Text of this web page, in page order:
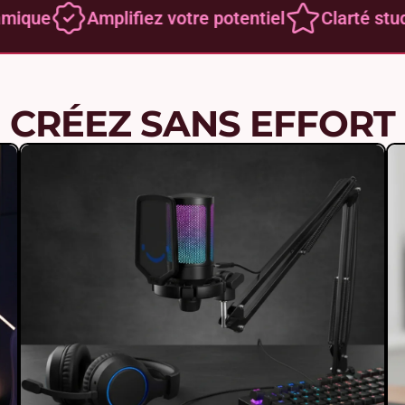
Amplifiez votre potentiel Clarté
CRÉEZ SANS EFFORT